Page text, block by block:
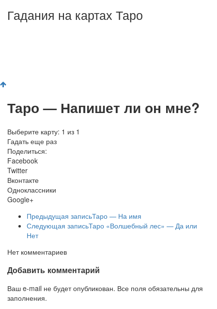
Гадания на картах Таро
Таро — Напишет ли он мне?
Выберите карту: 1 из 1
Гадать еще раз
Поделиться:
Facebook
Twitter
Вконтакте
Одноклассники
Google+
Предыдущая записьТаро — На имя
Следующая записьТаро «Волшебный лес» — Да или
Нет
Нет комментариев
Добавить комментарий
Ваш e-mail не будет опубликован. Все поля обязательны для
заполнения.